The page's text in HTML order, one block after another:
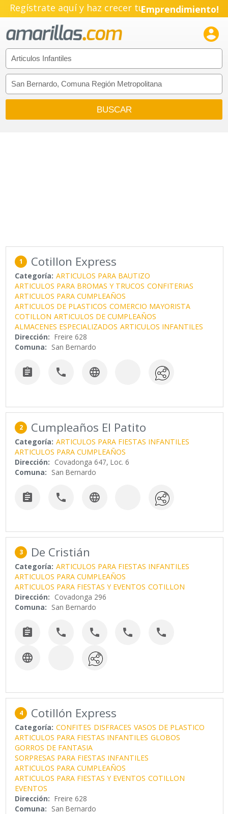
Regístrate aquí y haz crecer tuEmprendimiento!

1 Cotillon Express
Categoría: ARTICULOS PARA BAUTIZO
ARTICULOS PARA BROMAS Y TRUCOS CONFITERIAS
ARTICULOS PARA CUMPLEAÑOS
ARTICULOS DE PLASTICOS COMERCIO MAYORISTA
COTILLON ARTICULOS DE CUMPLEAÑOS
ALMACENES ESPECIALIZADOS ARTICULOS INFANTILES
Dirección: Freire 628
Comuna: San Bernardo
  
2 Cumpleaños El Patito
Categoría: ARTICULOS PARA FIESTAS INFANTILES
ARTICULOS PARA CUMPLEAÑOS
Dirección: Covadonga 647, Loc. 6
Comuna: San Bernardo
  
3 De Cristián
Categoría: ARTICULOS PARA FIESTAS INFANTILES
ARTICULOS PARA CUMPLEAÑOS
ARTICULOS PARA FIESTAS Y EVENTOS COTILLON
Dirección: Covadonga 296
Comuna: San Bernardo
    

4 Cotillón Express
Categoría: CONFITES DISFRACES VASOS DE PLASTICO
ARTICULOS PARA FIESTAS INFANTILES GLOBOS
GORROS DE FANTASIA
SORPRESAS PARA FIESTAS INFANTILES
ARTICULOS PARA CUMPLEAÑOS
ARTICULOS PARA FIESTAS Y EVENTOS COTILLON
EVENTOS
Dirección: Freire 628
Comuna: San Bernardo